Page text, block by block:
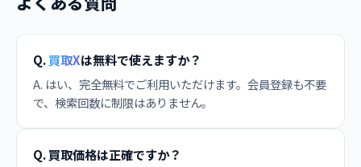
Q.買取Xは無料で使えますか？
A. はい、完全無料でご利用いただけます。会員登録も不要
で、検索回数に制限はありません。
Q. 買取価格は正確ですか？